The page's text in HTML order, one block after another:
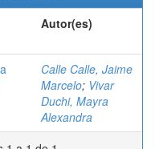
Autor(es)
Calle Calle, Jaime
Marcelo; Vivar
Duchi, Mayra
Alexandra